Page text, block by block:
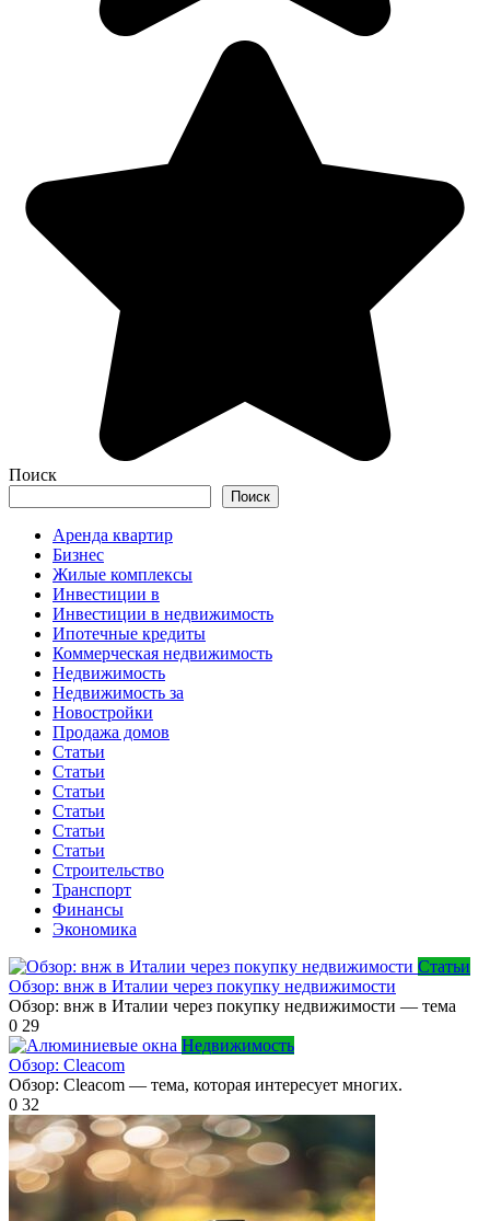
Поиск
Поиск
Аренда квартир
Бизнес
Жилые комплексы
Инвестиции в
Инвестиции в недвижимость
Ипотечные кредиты
Коммерческая недвижимость
Недвижимость
Недвижимость за
Новостройки
Продажа домов
Статьи
Статьи
Статьи
Статьи
Статьи
Статьи
Строительство
Транспорт
Финансы
Экономика
Статьи
Обзор: внж в Италии через покупку недвижимости
Обзор: внж в Италии через покупку недвижимости — тема
0 29
Недвижимость
Обзор: Cleacom
Обзор: Cleacom — тема, которая интересует многих.
0 32